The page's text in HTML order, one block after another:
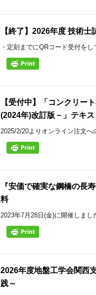
【終了】2026年度 技術
・定刻までにQRコード受付を
【受付中】「コンクリー
(2024年)改訂版－」テキ
2025/2/20よりオンライン注文
『安価で確実な鋼橋の長
料
2023年7月28日(金)に開催しま
2026年度地盤工学会関西
践～